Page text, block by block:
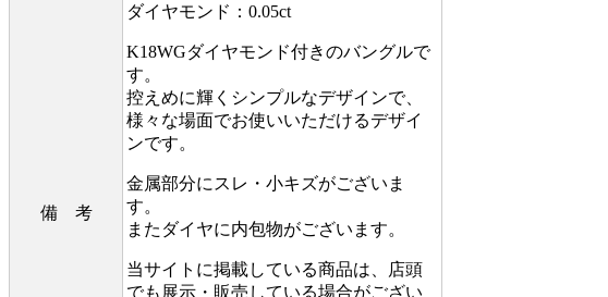
備 考
ダイヤモンド：0.05ct
K18WGダイヤモンド付きのバングルで
す。
控えめに輝くシンプルなデザインで、
様々な場面でお使いいただけるデザイ
ンです。
金属部分にスレ・小キズがございま
す。
またダイヤに内包物がございます。
当サイトに掲載している商品は、店頭
でも展示・販売している場合がござい